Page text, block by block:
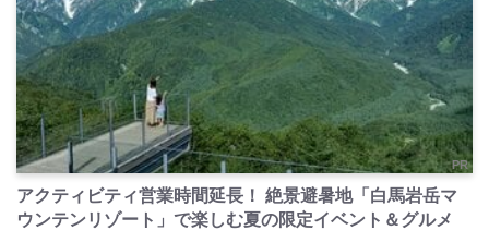
PR
アクティビティ営業時間延長！ 絶景避暑地「白馬岩岳マ
ウンテンリゾート」で楽しむ夏の限定イベント＆グルメ